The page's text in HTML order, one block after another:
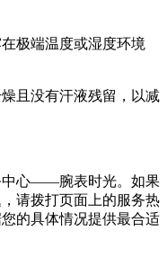
极端温度或湿度环境
且没有汗液残留，以减
中心——腕表时光。如果
请拨打页面上的服务热
的具体情况提供最合适